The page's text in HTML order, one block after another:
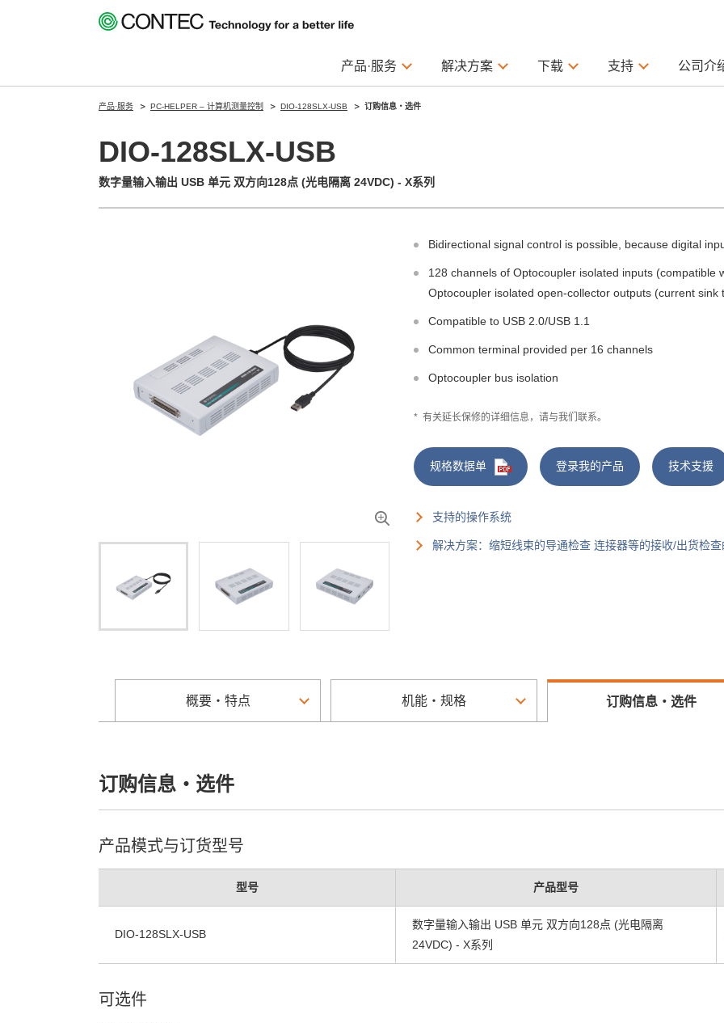
产品·服务 解决方案 下载 支持 公司介
产品·服务 PC-HELPER – 计算机测量控制 DIO-128SLX-USB 订购信息・选件
DIO-128SLX-USB
数字量输入输出 USB 单元 双方向128点 (光电隔离 24VDC) - X系列
Bidirectional signal control is possible, because digital
128 channels of Optocoupler isolated inputs
Optocoupler isolated open-collector outputs (current sink
Compatible to USB 2.0/USB 1.1
Common terminal provided per 16 channels
Optocoupler bus isolation
* 有关延长保修的详细信息，请与我们联系。
规格数据单 登录我的产品 技术支援
支持的操作系统
解决方案：缩短线束的导通检查 连接器等的接收/出货检查
概要・特点 机能・规格 订购信息・选件
订购信息・选件
产品模式与订货型号
型号 产品型号
DIO-128SLX-USB
数字量输入输出 USB 单元 双方向128点 (光电隔离
24VDC) - X系列
可选件